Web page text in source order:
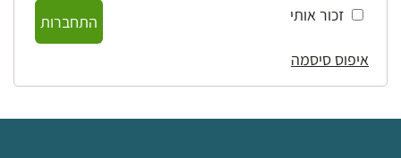
זכור אותי
התחברות
איפוס סיסמה